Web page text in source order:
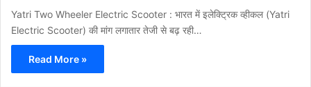
Yatri Two Wheeler Electric Scooter : भारत में इलेक्ट्रिक व्हीकल (Yatri
Electric Scooter) की मांग लगातार तेजी से बढ़ रही…
Read More »